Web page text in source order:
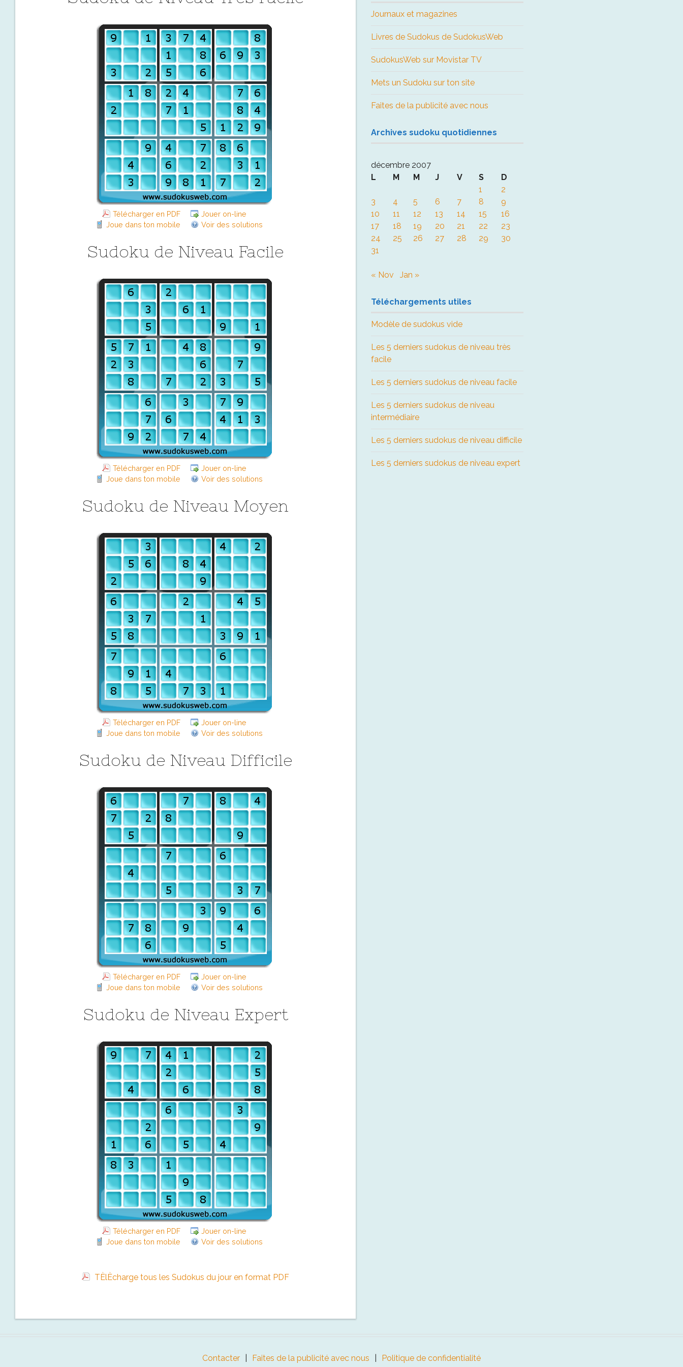
Télécharger en PDF
Jouer on-line
Joue dans ton mobile
Voir des solutions
Sudoku de Niveau Facile
Télécharger en PDF
Jouer on-line
Joue dans ton mobile
Voir des solutions
Sudoku de Niveau Moyen
Télécharger en PDF
Jouer on-line
Joue dans ton mobile
Voir des solutions
Sudoku de Niveau Difficile
Télécharger en PDF
Jouer on-line
Joue dans ton mobile
Voir des solutions
Sudoku de Niveau Expert
Télécharger en PDF
Jouer on-line
Joue dans ton mobile
Voir des solutions
TÈlÈcharge tous les Sudokus du jour en format PDF
Journaux et magazines
Livres de Sudokus de SudokusWeb
SudokusWeb sur Movistar TV
Mets un Sudoku sur ton site
Faites de la publicité avec nous
Archives sudoku quotidiennes
décembre 2007
L
M M J V S
D
1
2
3
4 5 6 7 8
9
10
11 12 13 14 15
16
17
18 19 20 21 22
23
24
25 26 27 28 29
30
31
« Nov Jan »
Téléchargements utiles
Modèle de sudokus vide
Les 5 derniers sudokus de niveau très
facile
Les 5 derniers sudokus de niveau facile
Les 5 derniers sudokus de niveau
intermédiaire
Les 5 derniers sudokus de niveau difficile
Les 5 derniers sudokus de niveau expert
Contacter Faites de la publicité avec nous
Politique de confidentialité